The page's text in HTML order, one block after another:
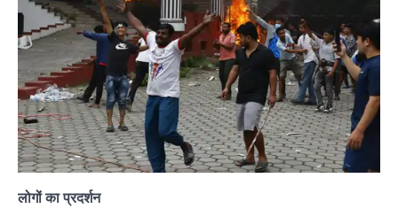
लोगों का प्रदर्शन